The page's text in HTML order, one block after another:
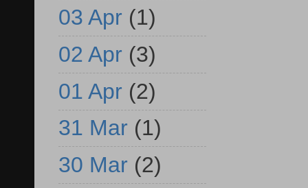
03 Apr (1)
02 Apr (3)
01 Apr (2)
31 Mar (1)
30 Mar (2)